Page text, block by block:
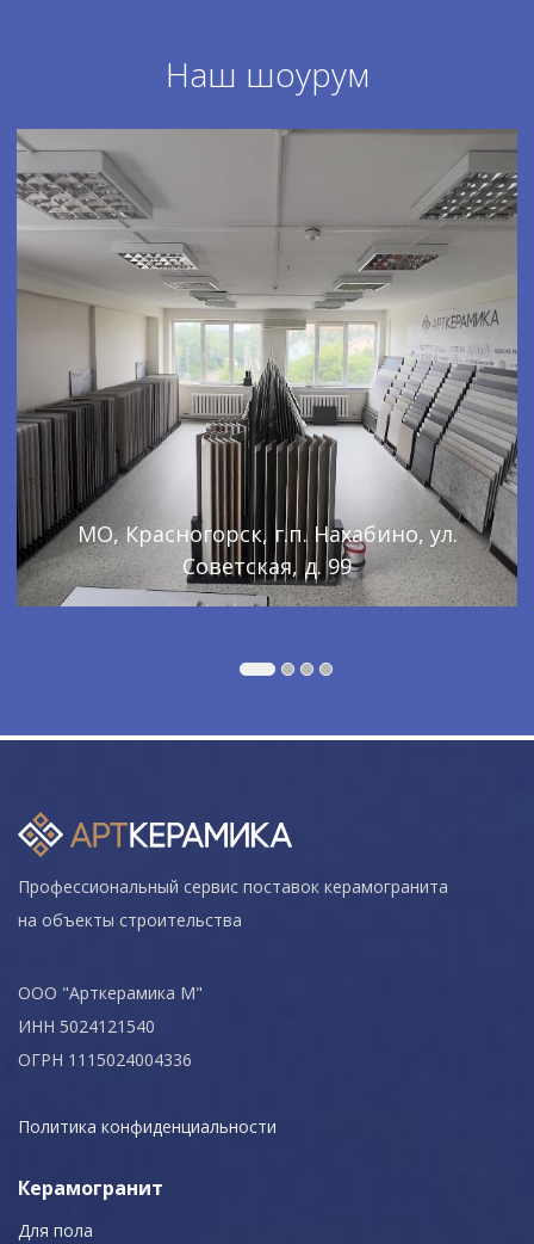
Наш шоурум
МО, Красногорск, г.п. Нахабино, ул.
Советская, д. 99
Профессиональный сервис поставок керамогранита
на объекты строительства
ООО "Арткерамика М"
ИНН 5024121540
ОГРН 1115024004336
Политика конфиденциальности
Керамогранит
Для пола